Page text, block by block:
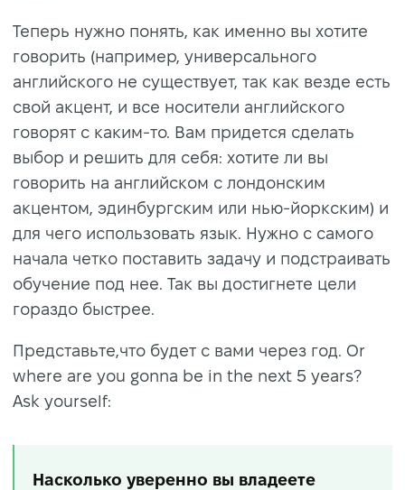
Теперь нужно понять, как именно вы хотите
говорить (например, универсального
английского не существует, так как везде есть
свой акцент, и все носители английского
говорят с каким-то. Вам придется сделать
выбор и решить для себя: хотите ли вы
говорить на английском с лондонским
акцентом, эдинбургским или нью-йоркским) и
для чего использовать язык. Нужно с самого
начала четко поставить задачу и подстраивать
обучение под нее. Так вы достигнете цели
гораздо быстрее.
Представьте,что будет с вами через год. Or
where are you gonna be in the next 5 years?
Ask yourself:
Насколько уверенно вы владеете